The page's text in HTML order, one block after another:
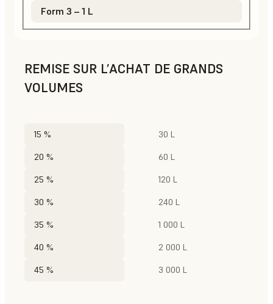
Form 3 – 1 L
REMISE SUR L’ACHAT DE GRANDS
VOLUMES
15 % 30 L
20 % 60 L
25 % 120 L
30 % 240 L
35 % 1 000 L
40 % 2 000 L
45 % 3 000 L